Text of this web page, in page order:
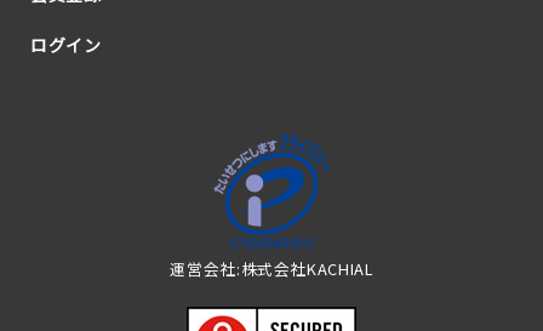
ログイン
運営会社:株式会社KACHIAL